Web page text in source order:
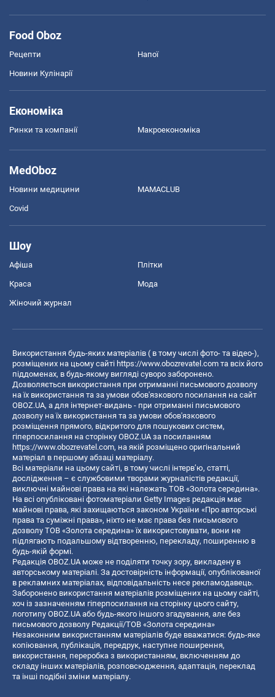
Food Oboz
Рецепти Напої
Новини Кулінарії
Економіка
Ринки та компанії Макроекономіка
MedOboz
Новини медицини MAMACLUB
Covid
Шоу
Афіша Плітки
Краса Мода
Жіночий журнал
Використання будь-яких матеріалів ( в тому числі фото- та відео-),
розміщених на цьому сайті https://www.obozrevatel.com та всіх його
піддоменах, в будь-якому вигляді суворо заборонено.
Дозволяється використання при отриманні письмового дозволу
на їх використання та за умови обов'язкового посилання на сайт
OBOZ.UA, а для інтернет-видань - при отриманні письмового
дозволу на їх використання та за умови обов'язкового
розміщення прямого, відкритого для пошукових систем,
гіперпосилання на сторінку OBOZ.UA за посиланням
https://www.obozrevatel.com, на якій розміщено оригінальний
матеріал в першому абзаці матеріалу.
Всі матеріали на цьому сайті, в тому числі інтерв’ю, статті,
дослідження – є службовими творами журналістів редакції,
виключні майнові права на які належать ТОВ «Золота середина».
На всі опубліковані фотоматеріали Getty Images редакція має
майнові права, які захищаються законом України «Про авторські
права та суміжні права», ніхто не має права без письмового
дозволу ТОВ «Золота середина» їх використовувати, вони не
підлягають подальшому відтворенню, перекладу, поширенню в
будь-якій формі.
Редакція OBOZ.UA може не поділяти точку зору, викладену в
авторському матеріалі. За достовірність інформації, опублікованої
в рекламних матеріалах, відповідальність несе рекламодавець.
Заборонено використання матеріалів розміщених на цьому сайті,
хоч із зазначенням гіперпосилання на сторінку цього сайту,
логотипу OBOZ.UA або будь-якого іншого згадування, але без
письмового дозволу Редакції/ТОВ «Золота середина»
Незаконним використанням матеріалів буде вважатися: будь-яке
копiювання, публiкацiя, передрук, наступне поширення,
використання, переробка з використанням, включенням до
складу інших матеріалів, розповсюдження, адаптація, переклад
та інші подібні зміни матеріалу.